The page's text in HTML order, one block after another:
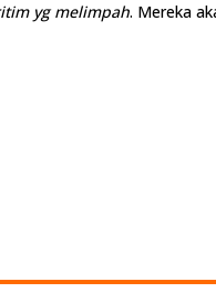
yg melimpah. Mereka